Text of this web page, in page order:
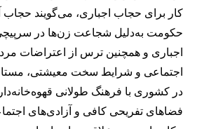
کار برای حجاب اجباری، می‌گویند حجاب
حکومت به‌دلیل شجاعت زن‌ها در
اجباری و همچنین ترس از اعتراضات
اجتماعی و شرایط سخت معیشتی،
در کشوری با فرهنگ طولانی
فضاهای تفریحی کافی و آزادی‌های